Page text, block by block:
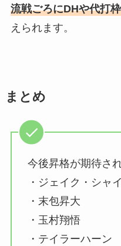
流戦ごろにDHや代打
えられます。
まとめ
今後昇格が期待さ
・ジェイク・シャ
・末包昇大
・玉村翔悟
・テイラーハーン